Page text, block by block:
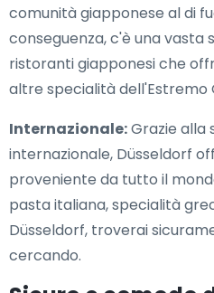
comunità giapponese al di
conseguenza, c'è una vasta
ristoranti giapponesi che
altre specialità dell'Estremo
Internazionale:Grazie alla
internazionale, Düsseldorf
proveniente da tutto il
pasta italiana, specialità
Düsseldorf, troverai
cercando.